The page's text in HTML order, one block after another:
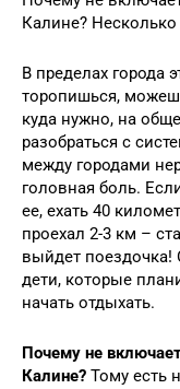
Калине?
В пределах города
торопишься,
куда нужно, на
разобраться с
между городами
головная боль.
ее, ехать 40
проехал 2-3 км –
выйдет поездочка!
дети, которые
начать отдыхать.
Почему не
Калине? Тому есть